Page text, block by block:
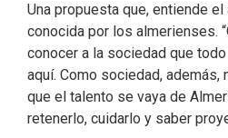
Una propuesta que, entiende
conocida por los almerienses.
conocer a la sociedad que
aquí. Como sociedad,
que el talento se vaya de
retenerlo, cuidarlo y saber